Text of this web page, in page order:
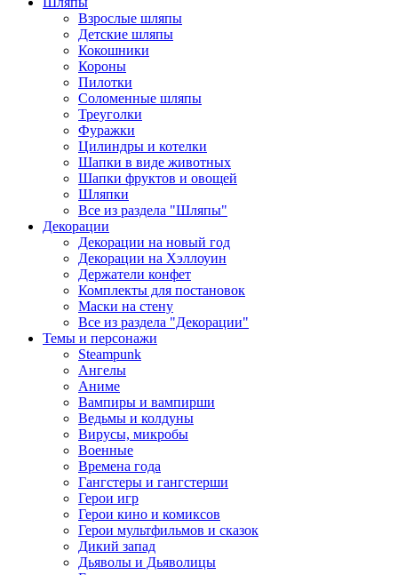
Взрослые шляпы
Детские шляпы
Кокошники
Короны
Пилотки
Соломенные шляпы
Треуголки
Фуражки
Цилиндры и котелки
Шапки в виде животных
Шапки фруктов и овощей
Шляпки
Все из раздела "Шляпы"
Декорации
Декорации на новый год
Декорации на Хэллоуин
Держатели конфет
Комплекты для постановок
Маски на стену
Все из раздела "Декорации"
Темы и персонажи
Steampunk
Ангелы
Аниме
Вампиры и вампирши
Ведьмы и колдуны
Вирусы, микробы
Военные
Времена года
Гангстеры и гангстерши
Герои игр
Герои кино и комиксов
Герои мультфильмов и сказок
Дикий запад
Дьяволы и Дьяволицы